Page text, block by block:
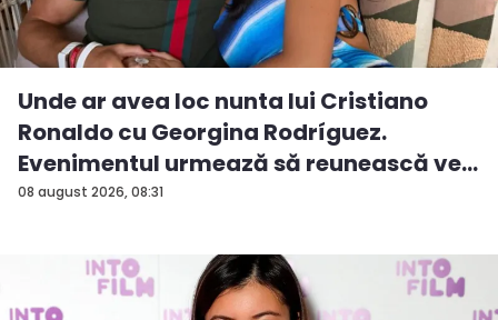
08 august 2026, 08:31
Unde ar avea loc nunta lui Cristiano
Ronaldo cu Georgina Rodríguez.
Evenimentul urmează să reunească ve...